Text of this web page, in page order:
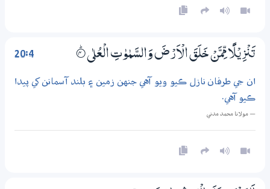
20:4 تَنْزِيْلًا مِّمَّنْ خَلَقَ الْاَرْضَ وَالسَّمٰوٰتِ الْعُلٰى 4‏۝ۭ
ان جي طرفان نازل ڪيو ويو آهي جنهن زمين ۽ بلند آسمانن کي پيدا
ڪيو آهي.
— مولانا محمد مدني